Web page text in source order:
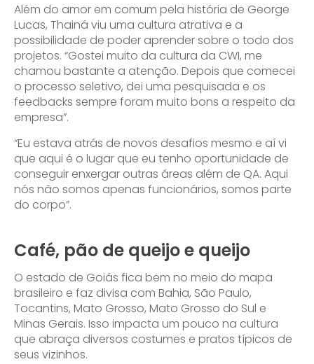
Além do amor em comum pela história de George
Lucas, Thainá viu uma cultura atrativa e a
possibilidade de poder aprender sobre o todo dos
projetos. “Gostei muito da cultura da CWI, me
chamou bastante a atenção. Depois que comecei
o processo seletivo, dei uma pesquisada e os
feedbacks sempre foram muito bons a respeito da
empresa”.
“Eu estava atrás de novos desafios mesmo e aí vi
que aqui é o lugar que eu tenho oportunidade de
conseguir enxergar outras áreas além de QA. Aqui
nós não somos apenas funcionários, somos parte
do corpo”.
Café, pão de queijo e queijo
O estado de Goiás fica bem no meio do mapa
brasileiro e faz divisa com Bahia, São Paulo,
Tocantins, Mato Grosso, Mato Grosso do Sul e
Minas Gerais. Isso impacta um pouco na cultura
que abraça diversos costumes e pratos típicos de
seus vizinhos.